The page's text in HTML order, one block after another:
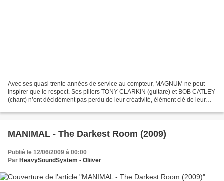
Avec ses quasi trente années de service au compteur, MAGNUM ne peut
inspirer que le respect. Ses piliers TONY CLARKIN (guitare) et BOB CATLEY
(chant) n’ont décidément pas perdu de leur créativité, élément clé de leur
MANIMAL - The Darkest Room (2009)
Publié le 12/06/2009 à 00:00
Par HeavySoundSystem - Oliiver